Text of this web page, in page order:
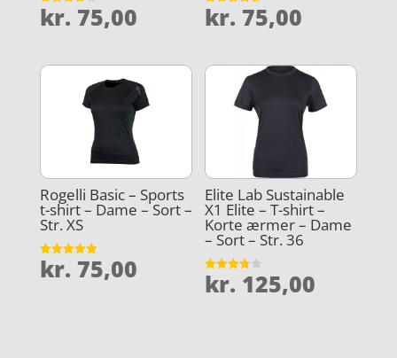
Vurderet
kr. 75,00
Vurderet
4.6
kr. 75,00
Rogelli Basic – Sports
t-shirt – Dame – Sort –
Str. XS
Vurderet
5
kr. 75,00
Elite Lab Sustainable
X1 Elite – T-shirt –
Korte ærmer – Dame
– Sort – Str. 36
Vurderet
3.8
kr. 125,00